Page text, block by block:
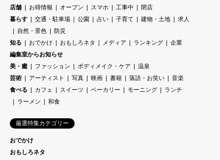
店舗
お得情報 オープン スマホ 工事中
閉店
暮らす
交通・駐車場 公園 占い 子育て 建物・土地
求人
自然・景色
防災
知る
おでかけ おもしろネタ メディア ランキング
企業
編集室からお知らせ
美・癒
ファッション ボディメイク・ケア
温泉
芸術
アーティスト 写真 映画 書籍 落語・お笑い
音楽
食べる
カフェ スイーツ ベーカリー モーニング
ランチ
ラーメン
和食
厳選特集カテゴリー
おでかけ
おもしろネタ